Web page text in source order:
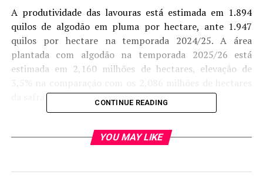
A produtividade das lavouras está estimada em 1.894
quilos de algodão em pluma por hectare, ante 1.947
quilos por hectare na temporada 2024/25. A área
plantada com algodão na temporada 2025/26 está
estimada em 2,160 milhões de hectares, elevação de
da safra passada.
colher uma safra de algodão em pluma de 2,795,3
CONTINUE READING
YOU MAY LIKE